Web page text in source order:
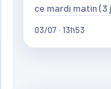
ce mardi matin (3
03/07 · 13h53